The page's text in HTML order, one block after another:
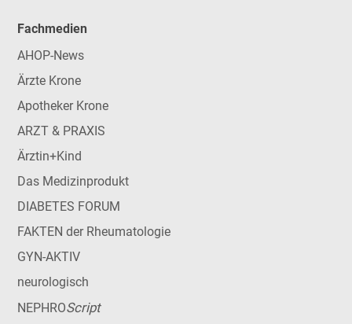
Fachmedien
AHOP-News
Ärzte Krone
Apotheker Krone
ARZT & PRAXIS
Ärztin+Kind
Das Medizinprodukt
DIABETES FORUM
FAKTEN der Rheumatologie
GYN-AKTIV
neurologisch
NEPHROScript